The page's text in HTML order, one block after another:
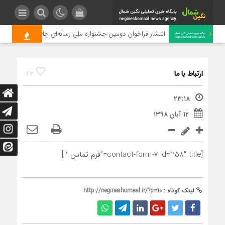
انتشار فراخوان دومین جشنواره ملی رسانه‌ای چای
43 ارتباط با ما
۲۳:۱۸
۱۲ آبان ۱۳۹۸
[contact-form-7 id=”158″ title=”فرم تماس 1″]
لینک کوتاه : http://negineshomaal.ir/?p=10